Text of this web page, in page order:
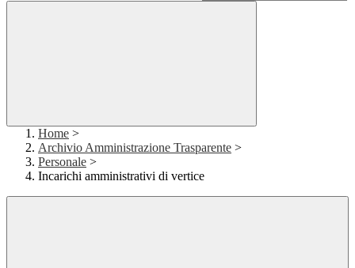
Home >
Archivio Amministrazione Trasparente >
Personale >
Incarichi amministrativi di vertice